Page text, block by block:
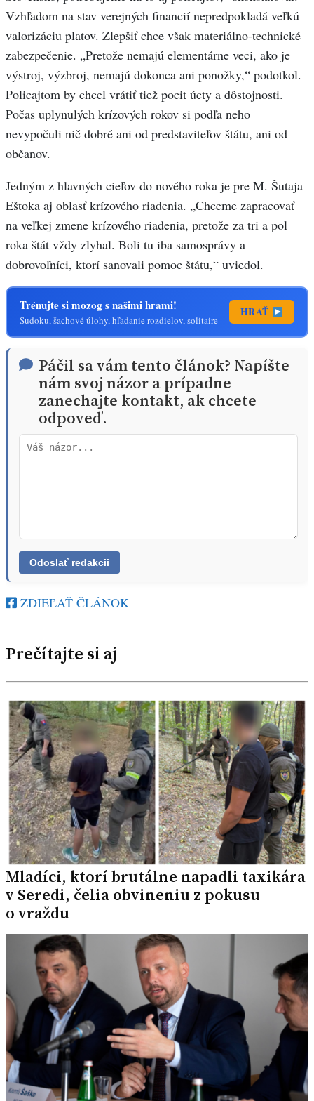
Vzhľadom na stav verejných financií nepredpokladá veľkú
valorizáciu platov. Zlepšiť chce však materiálno-technické
zabezpečenie. „Pretože nemajú elementárne veci, ako je
výstroj, výzbroj, nemajú dokonca ani ponožky,“ podotkol.
Policajtom by chcel vrátiť tiež pocit úcty a dôstojnosti.
Počas uplynulých krízových rokov si podľa neho
nevypočuli nič dobré ani od predstaviteľov štátu, ani od
občanov.
Jedným z hlavných cieľov do nového roka je pre M. Šutaja
Eštoka aj oblasť krízového riadenia. „Chceme zapracovať
na veľkej zmene krízového riadenia, pretože za tri a pol
roka štát vždy zlyhal. Boli tu iba samosprávy a
dobrovoľníci, ktorí sanovali pomoc štátu,“ uviedol.
Trénujte si mozog s našimi hrami!
Sudoku, šachové úlohy, hľadanie rozdielov, solitaire
HRAŤ
Páčil sa vám tento článok? Napíšte
nám svoj názor a prípadne
zanechajte kontakt, ak chcete
odpoveď.
ZDIEĽAŤ ČLÁNOK
Prečítajte si aj
Mladíci, ktorí brutálne napadli taxikára
v Seredi, čelia obvineniu z pokusu
o vraždu